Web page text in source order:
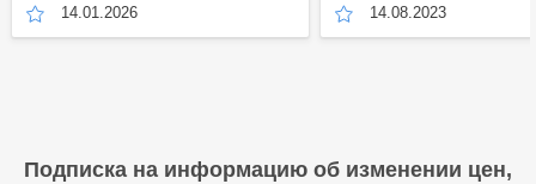
14.01.2026 14.08.2023
Подписка на информацию об изменении цен,